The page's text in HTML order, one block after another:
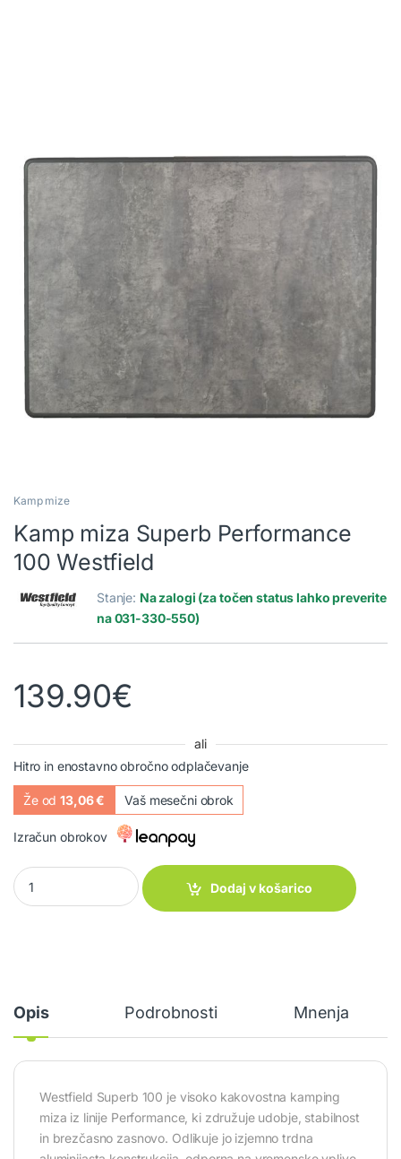
Kamp mize
Kamp miza Superb Performance
100 Westfield
Stanje: Na zalogi (za točen status lahko preverite
na 031-330-550)
139.90€
ali
Hitro in enostavno obročno odplačevanje
Že od13,06 € Vaš mesečni obrok
Izračun obrokov
Kamp miza Superb Performance 100 Westfield quantity
Dodaj v košarico
Opis Podrobnosti Mnenja
Westfield Superb 100 je visoko kakovostna kamping
miza iz linije Performance, ki združuje udobje, stabilnost
in brezčasno zasnovo. Odlikuje jo izjemno trdna